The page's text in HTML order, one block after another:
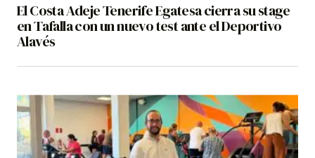
El Costa Adeje Tenerife Egatesa cierra su stage
en Tafalla con un nuevo test ante el Deportivo
Alavés